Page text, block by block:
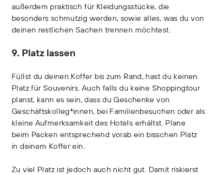
außerdem praktisch für Kleidungsstücke, die
besonders schmutzig werden, sowie alles, was du von
deinen restlichen Sachen trennen möchtest.
9. Platz lassen
Füllst du deinen Koffer bis zum Rand, hast du keinen
Platz für Souvenirs. Auch falls du keine Shoppingtour
planst, kann es sein, dass du Geschenke von
Geschäftskolleg*innen, bei Familienbesuchen oder als
kleine Aufmerksamkeit des Hotels erhältst. Plane
beim Packen entsprechend vorab ein bisschen Platz
in deinem Koffer ein.
Zu viel Platz ist jedoch auch nicht gut. Damit riskierst